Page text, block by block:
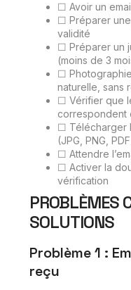
☐ Avoir un
☐ Préparer
validité
☐ Préparer un
(moins de 3
☐
naturelle, sans
☐ Vérifier que
correspondent
☐ Télécharger
(JPG, PNG,
☐ Attendre
☐ Activer la
vérification
PROBLÈMES
SOLUTIONS
Problème 1 :
reçu